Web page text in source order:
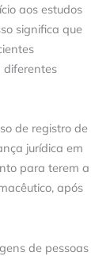
aos estudos
significa que
diferentes
de registro de
jurídica em
para terem a
após
de pessoas